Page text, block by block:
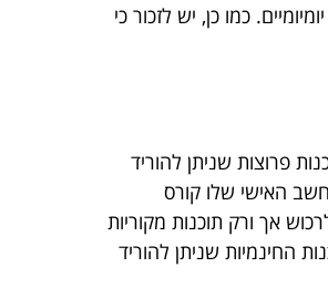
כמו כן, יש לזכור כי
פרוצות שניתן להוריד
האישי שלו קורס
אך ורק תוכנות מקוריות
החינמיות שניתן להוריד